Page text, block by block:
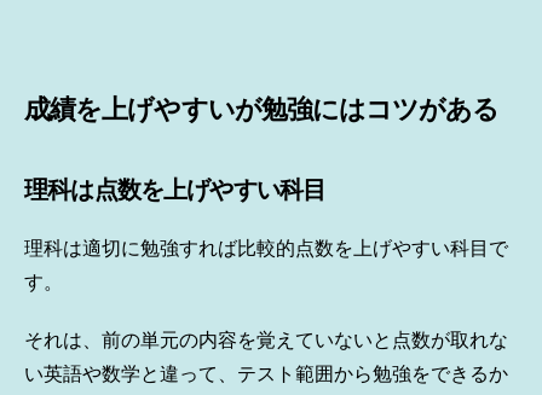
成績を上げやすいが勉強にはコツがある
理科は点数を上げやすい科目
理科は適切に勉強すれば比較的点数を上げやすい科目で
す。
それは、前の単元の内容を覚えていないと点数が取れな
い英語や数学と違って、テスト範囲から勉強をできるか